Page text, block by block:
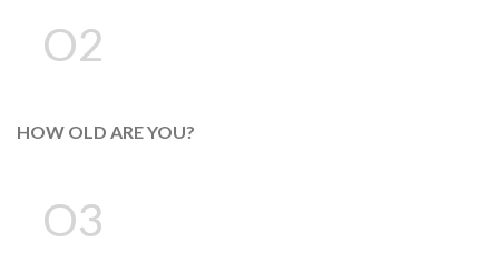
O2
HOW OLD ARE YOU?
O3